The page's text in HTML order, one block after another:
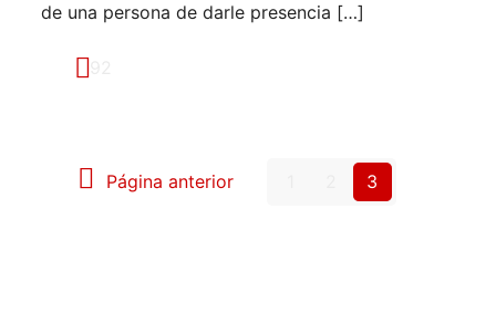
de una persona de darle presencia […]
Página anterior 3